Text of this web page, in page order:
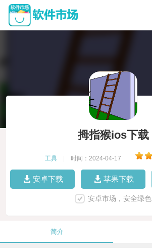
拇指猴ios下载
工具 时间：2024-04-17
安卓下载 苹果下载
安卓市场，安全绿色
简介